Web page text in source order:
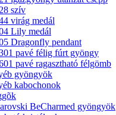
szív
virág medál
Lily medál
Dragonfly pendant
pavé félig fúrt gyöngy
pavé ragasztható félgömb
gyöngyök
kabochonok
BeCharmed gyöngyök